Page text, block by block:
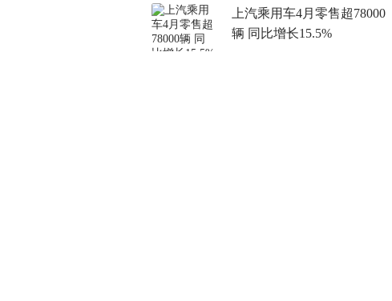
上汽乘用车4月零售超78000
辆 同比增长15.5%